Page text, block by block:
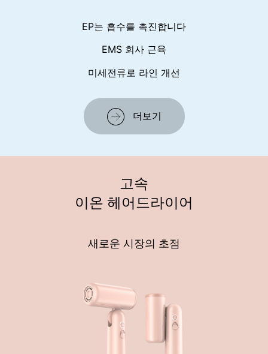
EP는 흡수를 촉진합니다
EMS 회사 근육
미세전류로 라인 개선
더보기
고속
이온 헤어드라이어
새로운 시장의 초점